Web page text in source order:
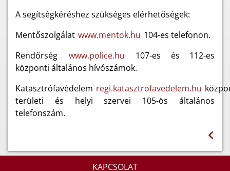
A segítségkéréshez szükséges elérhetőségek:
Mentőszolgálat www.mentok.hu 104-es telefonon.
Rendőrség
www.police.hu
107-es és 112-es
központi általános hívószámok.
Katasztrófavédelem regi.katasztrofavedelem.hu
területi és helyi szervei 105-ös általános
telefonszám.
KAPCSOLAT